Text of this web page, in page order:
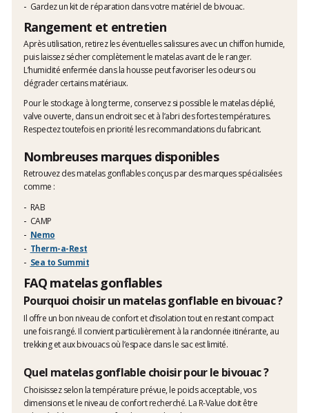
Gardez un kit de réparation dans votre matériel de bivouac.
Rangement et entretien
Après utilisation, retirez les éventuelles salissures avec un chiffon humide,
puis laissez sécher complètement le matelas avant de le ranger.
L’humidité enfermée dans la housse peut favoriser les odeurs ou
dégrader certains matériaux.
Pour le stockage à long terme, conservez si possible le matelas déplié,
valve ouverte, dans un endroit sec et à l’abri des fortes températures.
Respectez toutefois en priorité les recommandations du fabricant.
Nombreuses marques disponibles
Retrouvez des matelas gonflables conçus par des marques spécialisées
comme :
RAB
CAMP
Nemo
Therm-a-Rest
Sea to Summit
FAQ matelas gonflables
Pourquoi choisir un matelas gonflable en bivouac ?
Il offre un bon niveau de confort et d’isolation tout en restant compact
une fois rangé. Il convient particulièrement à la randonnée itinérante, au
trekking et aux bivouacs où l’espace dans le sac est limité.
Quel matelas gonflable choisir pour le bivouac ?
Choisissez selon la température prévue, le poids acceptable, vos
dimensions et le niveau de confort recherché. La R-Value doit être